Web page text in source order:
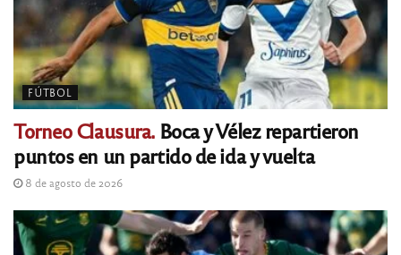
FÚTBOL
Torneo Clausura.Boca y Vélez repartieron
puntos en un partido de ida y vuelta
8 de agosto de 2026